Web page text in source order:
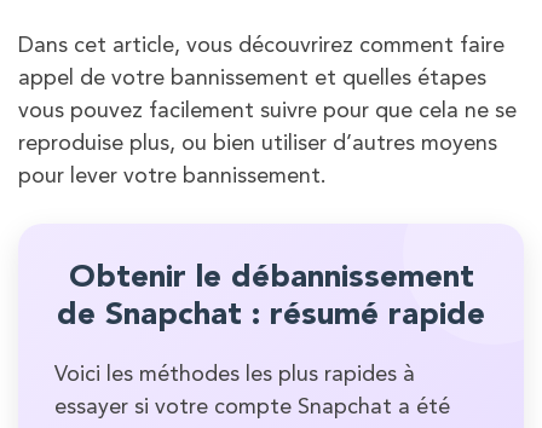
Dans cet article, vous découvrirez comment faire
appel de votre bannissement et quelles étapes
vous pouvez facilement suivre pour que cela ne se
reproduise plus, ou bien utiliser d’autres moyens
pour lever votre bannissement.
Obtenir le débannissement
de Snapchat : résumé rapide
Voici les méthodes les plus rapides à
essayer si votre compte Snapchat a été